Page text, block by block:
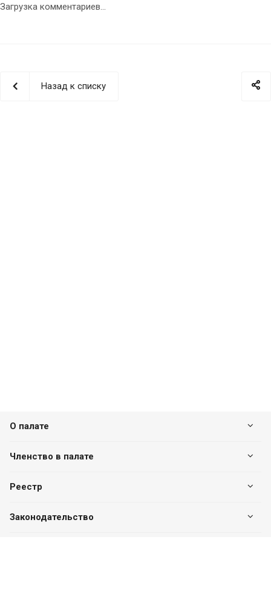
Загрузка комментариев...
Назад к списку
О палате
Членство в палате
Реестр
Законодательство